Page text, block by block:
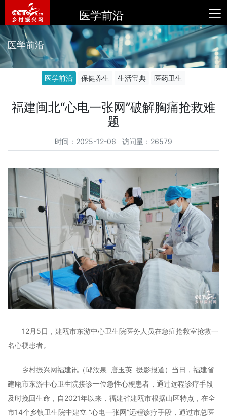
医学前沿
医学前沿
医学前沿 保健养生 生活宝典 医药卫生
福建闽北“心电一张网”破解胸痛抢救难
题
时间：2025-12-06 访问量：26579
12月5日，建瓯市东游中心卫生院医务人员在急症抢救室抢救一
名心梗患者。
乡村振兴网福建讯（邱汝泉 唐玉英 摄影报道）当日，福建省
建瓯市东游中心卫生院接诊一位急性心梗患者，通过远程诊疗手段
及时挽回生命，自2021年以来，福建省建瓯市根据山区特点，在全
市14个乡镇卫生院中建立 “心电一张网”远程诊疗手段，通过市总医